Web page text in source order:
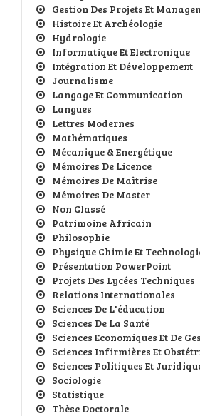
Gestion Des Projets Et
Histoire Et Archéologie
Hydrologie
Informatique Et Electronique
Intégration Et Développement
Journalisme
Langage Et Communication
Langues
Lettres Modernes
Mathématiques
Mécanique & Energétique
Mémoires De Licence
Mémoires De Maîtrise
Mémoires De Master
Non Classé
Patrimoine Africain
Philosophie
Physique Chimie Et
Présentation PowerPoint
Projets Des Lycées Techniques
Relations Internationales
Sciences De L'éducation
Sciences De La Santé
Sciences Economiques Et De
Sciences Infirmières Et
Sciences Politiques Et
Sociologie
Statistique
Thèse Doctorale